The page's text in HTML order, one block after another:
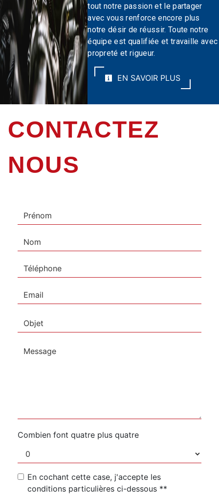
tout notre passion et le partager
avec vous renforce encore plus
notre désir de réussir. Toute notre
équipe est qualifiée et travaille avec
propreté et rigueur.
EN SAVOIR PLUS
CONTACTEZ
NOUS
Combien font quatre plus quatre
En cochant cette case, j'accepte les
conditions particulières ci-dessous **